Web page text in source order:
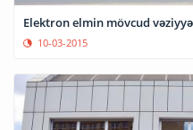
Elektron elmin mövcud
10-03-2015